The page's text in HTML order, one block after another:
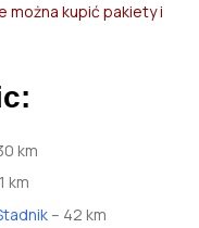
można kupić pakiety i
km
km
– 42 km